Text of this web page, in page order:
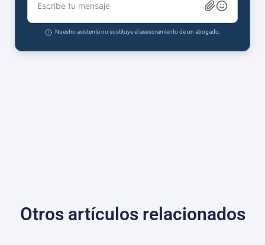
Escribe tu mensaje
Nuestro asistente no sustituye el asesoramiento de un abogado.
Otros artículos relacionados